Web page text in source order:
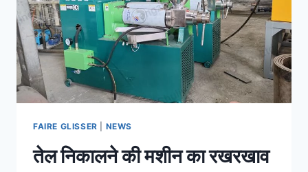
FAIRE GLISSER NEWS
तेल निकालने की मशीन का रखरखाव